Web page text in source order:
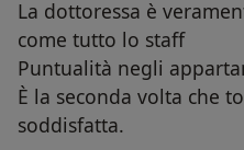
La dottoressa è
come tutto lo staff
Puntualità negli
È la seconda volta che
soddisfatta.